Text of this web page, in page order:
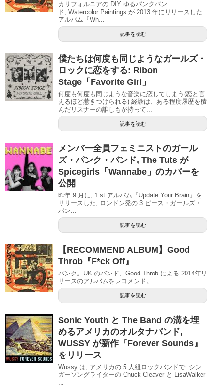
カリフォルニアの DIY ゆるパンクバン
ド, Watercolor Paintings が 2013 年にリリースした
アルバム『Wh...
記事を読む
僕たちは何度も同じようなガールズ・
ロックに恋をする: Ribon
Stage「Favorite Girl」
何度も何度も同じような音楽に恋してしまう(恋と言
えるほど惹きつけられる) 経験は、ある程度履歴を積
んだリスナーの誰しもが持って...
記事を読む
メンバー全員フェミニストのガール
ズ・パンク・バンド, The Tuts が
Spicegirls「Wannabe」のカバーを
公開
昨年 9 月に, 1 st アルバム『Update Your Brain』を
リリースした, ロンドン発の 3 ピース・ガールズ・
パン...
記事を読む
【RECOMMEND ALBUM】Good
Throb『F*ck Off』
パンク。UK のバンド、Good Throb による 2014年リ
リースのアルバムをレコメンド。
記事を読む
Sonic Youth と The Band の溝を埋
めるアメリカのオルタナバンド,
WUSSY が新作『Forever Sounds』
をリリース
Wussy は, アメリカの 5 人組ロックバンドで, シン
ガーソングライターの Chuck Cleaver と LisaWalker
...